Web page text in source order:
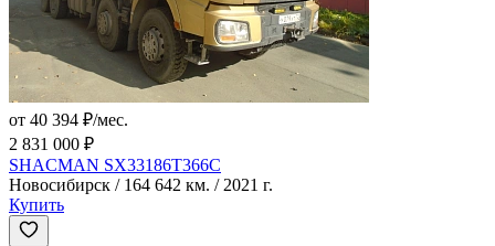
от 40 394 ₽/мес.
2 831 000 ₽
SHACMAN SX33186T366C
Новосибирск / 164 642 км. / 2021 г.
Купить